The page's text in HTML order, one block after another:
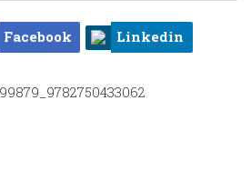
Facebook Linkedin